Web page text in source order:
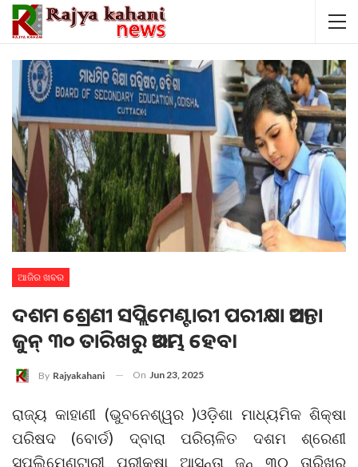
ଆଜିର ଖବର
ଦଶମ ଶ୍ରେଣୀ ସପ୍ଲିମେଣ୍ଟାରୀ ପରୀକ୍ଷା ଆସନ୍ତା
ଜୁନ୍‌ ୩୦ ତାରିଖରୁ ଆରମ୍ଭ ହେବ।
By Rajyakahani On Jun 23, 2025
ରାଜ୍ୟ କାହାଣୀ (ଭୁବନେଶ୍ୱର )ଓଡ଼ିଶା ମାଧ୍ୟମିକ ଶିକ୍ଷା
ପରିଷଦ (ବୋର୍ଡ) ଦ୍ବାରା ପରିଚାଳିତ ଦଶମ ଶ୍ରେଣୀ
ସପ୍ଲିମେଣ୍ଟାରୀ ପରୀକ୍ଷା ଆସନ୍ତା ଜୁନ୍‌ ୩୦ ତାରିଖରୁ